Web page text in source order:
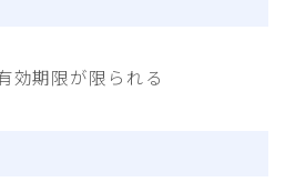
効期限が限られる